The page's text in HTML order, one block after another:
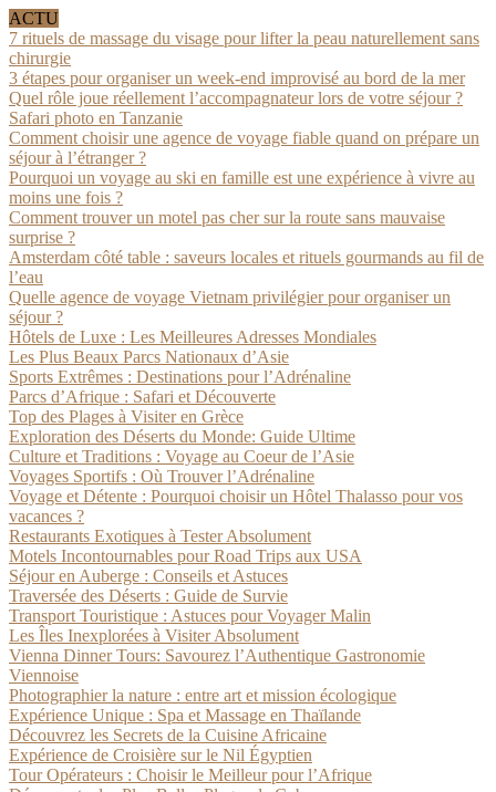
ACTU
7 rituels de massage du visage pour lifter la peau naturellement sans
chirurgie
3 étapes pour organiser un week-end improvisé au bord de la mer
Quel rôle joue réellement l’accompagnateur lors de votre séjour ?
Safari photo en Tanzanie
Comment choisir une agence de voyage fiable quand on prépare un
séjour à l’étranger ?
Pourquoi un voyage au ski en famille est une expérience à vivre au
moins une fois ?
Comment trouver un motel pas cher sur la route sans mauvaise
surprise ?
Amsterdam côté table : saveurs locales et rituels gourmands au fil de
l’eau
Quelle agence de voyage Vietnam privilégier pour organiser un
séjour ?
Hôtels de Luxe : Les Meilleures Adresses Mondiales
Les Plus Beaux Parcs Nationaux d’Asie
Sports Extrêmes : Destinations pour l’Adrénaline
Parcs d’Afrique : Safari et Découverte
Top des Plages à Visiter en Grèce
Exploration des Déserts du Monde: Guide Ultime
Culture et Traditions : Voyage au Coeur de l’Asie
Voyages Sportifs : Où Trouver l’Adrénaline
Voyage et Détente : Pourquoi choisir un Hôtel Thalasso pour vos
vacances ?
Restaurants Exotiques à Tester Absolument
Motels Incontournables pour Road Trips aux USA
Séjour en Auberge : Conseils et Astuces
Traversée des Déserts : Guide de Survie
Transport Touristique : Astuces pour Voyager Malin
Les Îles Inexplorées à Visiter Absolument
Vienna Dinner Tours: Savourez l’Authentique Gastronomie
Viennoise
Photographier la nature : entre art et mission écologique
Expérience Unique : Spa et Massage en Thaïlande
Découvrez les Secrets de la Cuisine Africaine
Expérience de Croisière sur le Nil Égyptien
Tour Opérateurs : Choisir le Meilleur pour l’Afrique